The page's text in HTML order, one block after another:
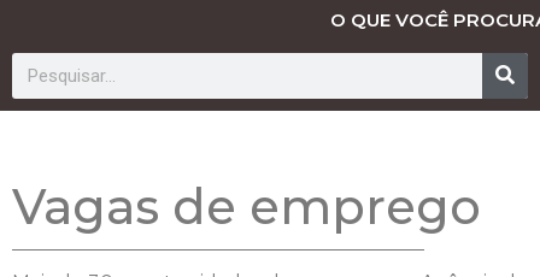
O QUE VOCÊ
Vagas de emprego